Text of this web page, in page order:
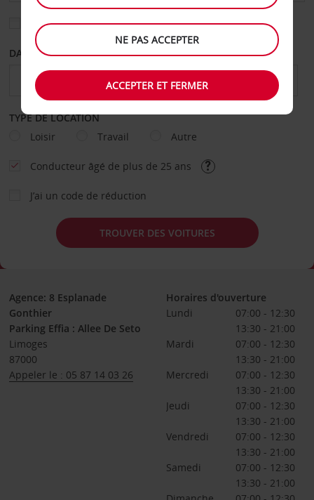
Sélectionnez une autre agence de retour
DATE DE DÉPART DATE DE RETOUR
TYPE DE LOCATION
Loisir
Travail Autre
Conducteur âgé de plus de 25 ans
J’ai un code de réduction
TROUVER DES VOITURES
Agence: 8 Esplanade
Gonthier
Parking Effia : Allee De Seto
Limoges
87000
Appeler le : 05 87 14 03 26
Horaires d'ouverture
Lundi
07:00 - 12:30
13:30 - 21:00
Mardi
07:00 - 12:30
13:30 - 21:00
Mercredi
07:00 - 12:30
13:30 - 21:00
Jeudi
07:00 - 12:30
13:30 - 21:00
Vendredi
07:00 - 12:30
13:30 - 21:00
Samedi
07:00 - 12:30
13:30 - 21:00
NE PAS ACCEPTER
ACCEPTER ET FERMER